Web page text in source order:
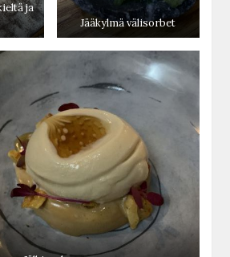
ja
Jääkylmä välisorbet